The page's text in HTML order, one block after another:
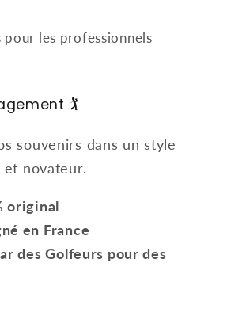
pour les professionnels
🏌️
souvenirs dans un style
et novateur.
original
en France
des Golfeurs pour des